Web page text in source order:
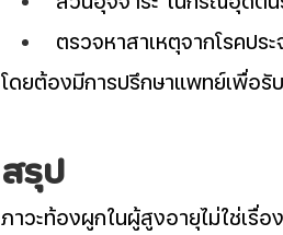
ตรวจหาสาเหตุจากโรคปร
โดยต้องมีการปรึกษาแพทย์เพื่อ
สรุป
ภาวะท้องผูกในผู้สูงอายุไม่ใช่เรื่